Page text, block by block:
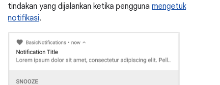
tindakan yang dijalankan ketika pengguna mengetuk
notifikasi.